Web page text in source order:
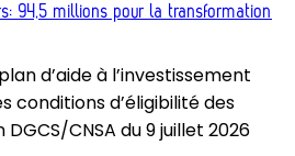
94,5 millions pour la transformation
d’aide à l’investissement
conditions d’éligibilité des
CNSA du 9 juillet 2026